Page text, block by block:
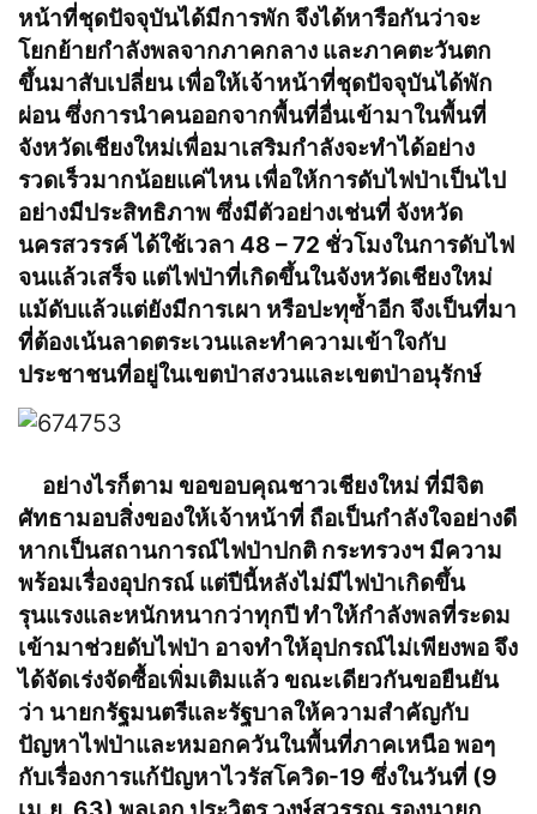
หน้าที่ชุดปัจจุบันได้มีการพัก จึงได้หารือกันว่าจะ
โยกย้ายกำลังพลจากภาคกลาง และภาคตะวันตก
ขึ้นมาสับเปลี่ยน เพื่อให้เจ้าหน้าที่ชุดปัจจุบันได้พัก
ผ่อน ซึ่งการนำคนออกจากพื้นที่อื่นเข้ามาในพื้นที่
จังหวัดเชียงใหม่เพื่อมาเสริมกำลังจะทำได้อย่าง
รวดเร็วมากน้อยแค่ไหน เพื่อให้การดับไฟป่าเป็นไป
อย่างมีประสิทธิภาพ ซึ่งมีตัวอย่างเช่นที่ จังหวัด
นครสวรรค์ ได้ใช้เวลา 48 – 72 ชั่วโมงในการดับไฟ
จนแล้วเสร็จ แต่ไฟป่าที่เกิดขึ้นในจังหวัดเชียงใหม่
แม้ดับแล้วแต่ยังมีการเผา หรือปะทุซ้ำอีก จึงเป็นที่มา
ที่ต้องเน้นลาดตระเวนและทำความเข้าใจกับ
ประชาชนที่อยู่ในเขตป่าสงวนและเขตป่าอนุรักษ์
อย่างไรก็ตาม ขอขอบคุณชาวเชียงใหม่ ที่มีจิต
ศัทธามอบสิ่งของให้เจ้าหน้าที่ ถือเป็นกำลังใจอย่างดี
หากเป็นสถานการณ์ไฟป่าปกติ กระทรวงฯ มีความ
พร้อมเรื่องอุปกรณ์ แต่ปีนี้หลังไม่มีไฟป่าเกิดขึ้น
รุนแรงและหนักหนากว่าทุกปี ทำให้กำลังพลที่ระดม
เข้ามาช่วยดับไฟป่า อาจทำให้อุปกรณ์ไม่เพียงพอ จึง
ได้จัดเร่งจัดซื้อเพิ่มเติมแล้ว ขณะเดียวกันขอยืนยัน
ว่า นายกรัฐมนตรีและรัฐบาลให้ความสำคัญกับ
ปัญหาไฟป่าและหมอกควันในพื้นที่ภาคเหนือ พอๆ
กับเรื่องการแก้ปัญหาไวรัสโควิด-19 ซึ่งในวันที่ (9